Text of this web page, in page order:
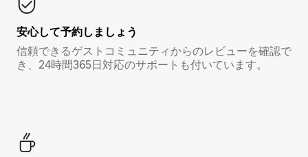
安心して予約しましょう
信頼できるゲストコミュニティからのレビューを確認で
き、24時間365日対応のサポートも付いています。